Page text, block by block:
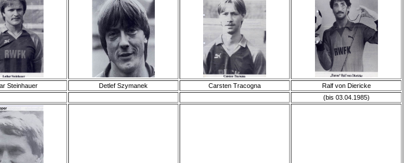
Steinhauer Detlef Szymanek Carsten Tracogna
Ralf von Diericke
(bis 03.04.1985)